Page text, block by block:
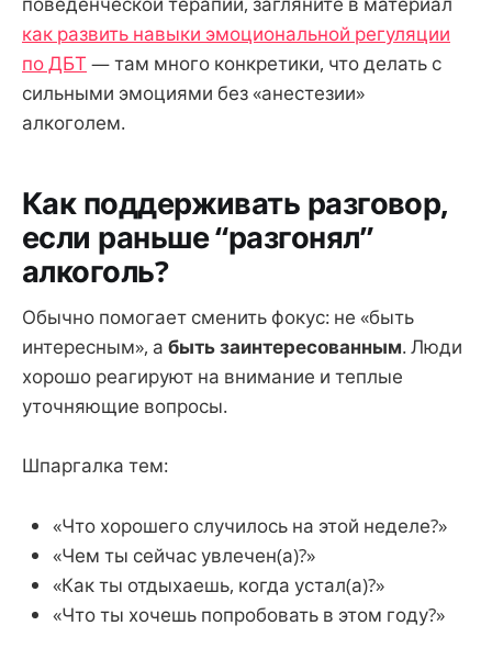
как развить навыки эмоциональной регуляции
по ДБТ — там много конкретики, что делать с
сильными эмоциями без «анестезии»
алкоголем.
Как поддерживать разговор,
если раньше “разгонял”
алкоголь?
Обычно помогает сменить фокус: не «быть
интересным», а быть заинтересованным. Люди
хорошо реагируют на внимание и теплые
уточняющие вопросы.
Шпаргалка тем:
«Что хорошего случилось на этой неделе?»
«Чем ты сейчас увлечен(а)?»
«Как ты отдыхаешь, когда устал(а)?»
«Что ты хочешь попробовать в этом году?»